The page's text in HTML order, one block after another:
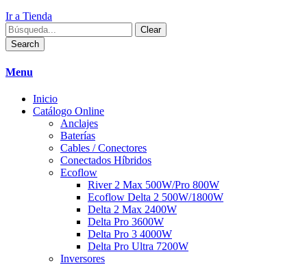
Ir a Tienda
Clear
Search
Menu
Inicio
Catálogo Online
Anclajes
Baterías
Cables / Conectores
Conectados Híbridos
Ecoflow
River 2 Max 500W/Pro 800W
Ecoflow Delta 2 500W/1800W
Delta 2 Max 2400W
Delta Pro 3600W
Delta Pro 3 4000W
Delta Pro Ultra 7200W
Inversores